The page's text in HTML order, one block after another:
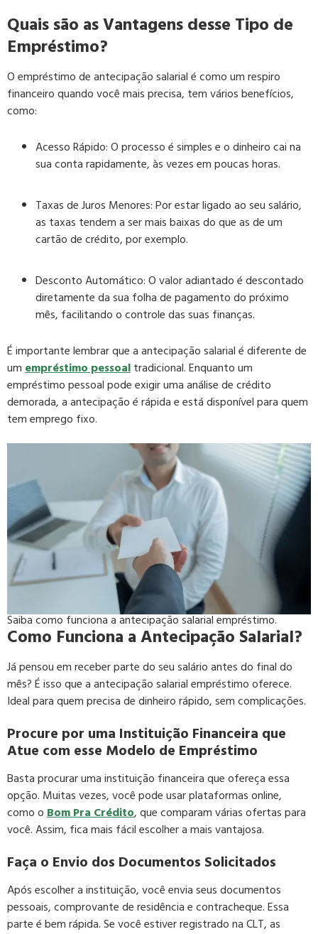
Quais são as Vantagens desse Tipo de
Empréstimo?
O empréstimo de antecipação salarial é como um respiro
financeiro quando você mais precisa, tem vários benefícios,
como:
Acesso Rápido: O processo é simples e o dinheiro cai na
sua conta rapidamente, às vezes em poucas horas.
Taxas de Juros Menores: Por estar ligado ao seu salário,
as taxas tendem a ser mais baixas do que as de um
cartão de crédito, por exemplo.
Desconto Automático: O valor adiantado é descontado
diretamente da sua folha de pagamento do próximo
mês, facilitando o controle das suas finanças.
É importante lembrar que a antecipação salarial é diferente de
umempréstimo pessoaltradicional. Enquanto um
empréstimo pessoal pode exigir uma análise de crédito
demorada, a antecipação é rápida e está disponível para quem
tem emprego fixo.
Saiba como funciona a antecipação salarial empréstimo.
Como Funciona a Antecipação Salarial?
Já pensou em receber parte do seu salário antes do final do
mês? É isso que a antecipação salarial empréstimo oferece.
Ideal para quem precisa de dinheiro rápido, sem complicações.
Procure por uma Instituição Financeira que
Atue com esse Modelo de Empréstimo
Basta procurar uma instituição financeira que ofereça essa
opção. Muitas vezes, você pode usar plataformas online,
como oBom Pra Crédito, que comparam várias ofertas para
você. Assim, fica mais fácil escolher a mais vantajosa.
Faça o Envio dos Documentos Solicitados
Após escolher a instituição, você envia seus documentos
pessoais, comprovante de residência e contracheque. Essa
parte é bem rápida. Se você estiver registrado na CLT, as